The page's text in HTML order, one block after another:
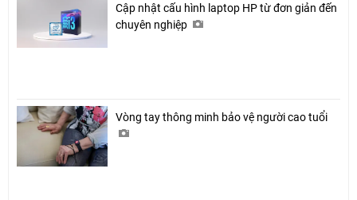
Cập nhật cấu hình laptop HP từ đơn giản đến
chuyên nghiệp
Vòng tay thông minh bảo vệ người cao tuổi